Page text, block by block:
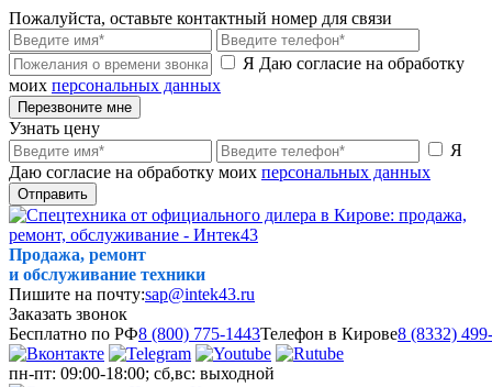
Пожалуйста, оставьте контактный номер для связи
Я Даю согласие на обработку
моих персональных данных
Перезвоните мне
Узнать цену
Я
Даю согласие на обработку моих персональных данных
Отправить
Продажа, ремонт
и обслуживание техники
Пишите на почту:sap@intek43.ru
Заказать звонок
Бесплатно по РФ8 (800) 775-1443Телефон в Кирове8 (8332)
пн-пт: 09:00-18:00; сб,вс: выходной